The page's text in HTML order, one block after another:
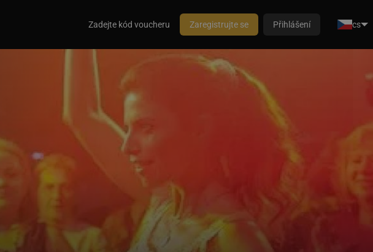
Zadejte kód voucheru Zaregistrujte se Přihlášení cs